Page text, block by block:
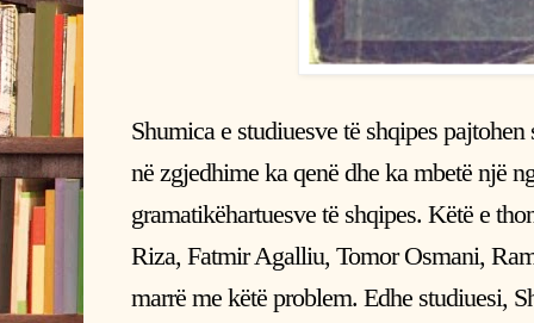
Shumica e studiuesve të shqipes
në zgjedhime ka qenë dhe ka mbetë një
gramatikëhartuesve të shqipes. Këtë e
Riza, Fatmir Agalliu, Tomor Osmani,
marrë me këtë problem. Edhe studiuesi,